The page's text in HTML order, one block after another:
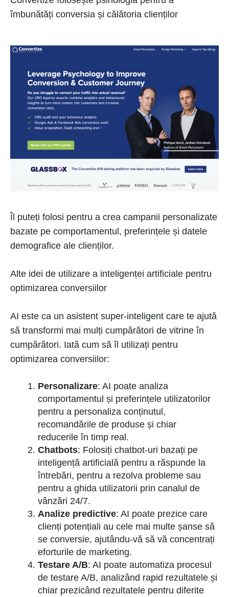
îmbunătăți conversia și călătoria clienților
Îl puteți folosi pentru a crea campanii personalizate
bazate pe comportamentul, preferințele și datele
demografice ale clienților.
Alte idei de utilizare a inteligenței artificiale pentru
optimizarea conversiilor
AI este ca un asistent super-inteligent care te ajută
să transformi mai mulți cumpărători de vitrine în
cumpărători. Iată cum să îl utilizați pentru
optimizarea conversiilor:
Personalizare: AI poate analiza
comportamentul și preferințele utilizatorilor
pentru a personaliza conținutul,
recomandările de produse și chiar
reducerile în timp real.
Chatbots: Folosiți chatbot-uri bazați pe
inteligență artificială pentru a răspunde la
întrebări, pentru a rezolva probleme sau
pentru a ghida utilizatorii prin canalul de
vânzări 24/7.
Analize predictive: AI poate prezice care
clienți potențiali au cele mai multe șanse să
se conversie, ajutându-vă să vă concentrați
eforturile de marketing.
Testare A/B: AI poate automatiza procesul
de testare A/B, analizând rapid rezultatele și
chiar prezicând rezultatele pentru diferite